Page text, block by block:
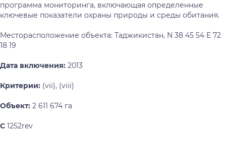
программа мониторинга, включающая определенные
ключевые показатели охраны природы и среды обитания.
Месторасположение объекта: Таджикистан, N 38 45 54 E 72
18 19
Дата включения: 2013
Критерии: (vii), (viii)
Объект: 2 611 674 га
С 1252rev